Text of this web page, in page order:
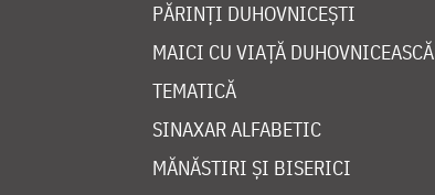
PĂRINȚI DUHOVNICEȘTI
MAICI CU VIAȚĂ DUHOVNICEASCĂ
TEMATICĂ
SINAXAR ALFABETIC
MĂNĂSTIRI ȘI BISERICI